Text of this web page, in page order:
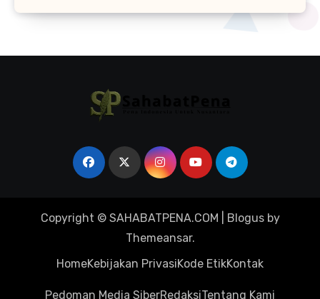
Copyright © SAHABATPENA.COM Blogusby
Themeansar.
HomeKebijakan PrivasiKode EtikKontak
Pedoman Media SiberRedaksiTentang Kami